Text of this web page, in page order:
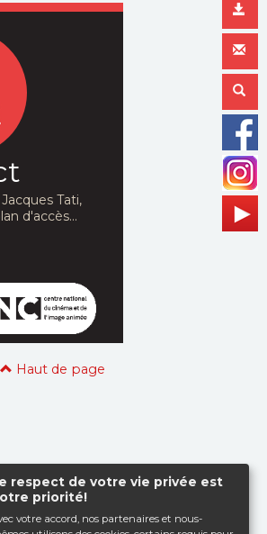
respect de votre vie privée est
priorité!
votre accord, nos partenaires et nous-
Tati,
d'accès...
Haut de page